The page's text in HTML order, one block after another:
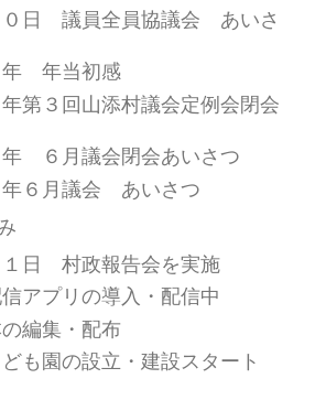
０日 議員全員協議会 あいさ
年 年当初感
第３回山添村議会定例会閉会
６月議会閉会あいさつ
年６月議会 あいさつ
１日 村政報告会を実施
アプリの導入・配信中
編集・配布
も園の設立・建設スタート